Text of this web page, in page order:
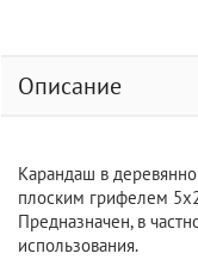
Описание
Карандаш в
плоским грифелем
Предназначен, в
использования.